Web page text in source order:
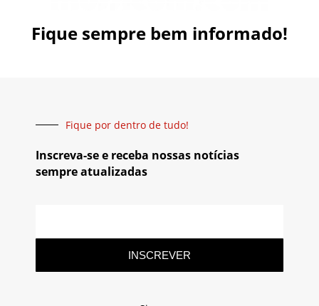
Fique sempre bem informado!
Fique por dentro de tudo!
Inscreva-se e receba nossas notícias
sempre atualizadas
INSCREVER